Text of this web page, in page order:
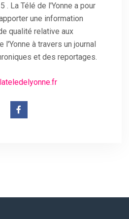
. La Télé de l'Yonne a pour
une information
qualité relative aux
l'Yonne à travers un journal
et des reportages.